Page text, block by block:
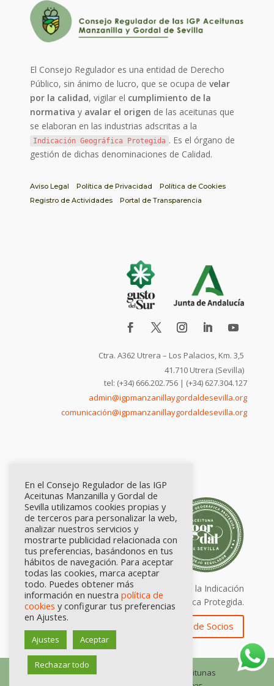
El Consejo Regulador es una entidad de Derecho
Público, sin ánimo de lucro, que se ocupa develar
por la calidad, vigilar el cumplimiento de la
normativa y avalar el origen de las aceitunas que
se elaboran en las industrias adscritas a la
Indicación Geográfica Protegida . Es el órgano de
gestión de dichas denominaciones de Calidad.
Aviso Legal Política de Privacidad
Política de Cookies
Registro de Actividades
Portal de Transparencia
Ctra. A362 Utrera – Los Palacios, Km. 3,5
41.710 Utrera (Sevilla)
tel: (+34) 666.202.756 | (+34) 627.304.127
admin@igpmanzanillaygordaldesevilla.org
comunicación@igpmanzanillaygordaldesevilla.org
Calidad certificada por Origen. Sellos de la Indicación
Geográfica Protegida.
Zona de Socios
© Consejo Regulador de las IGP Aceitunas
En el Consejo Regulador de las IGP
Aceitunas Manzanilla y Gordal de
Sevilla utilizamos cookies propias y
de terceros para personalizar la web,
analizar nuestros servicios y
mostrarte publicidad relacionada con
tus preferencias, basándonos en tus
hábitos de navegación. Para aceptar
todas las cookies, marca aceptar
todo. Puedes obtener más
información en nuestra política de
cookies y configurar tus preferencias
en Ajustes.
Ajustes Aceptar
Rechazar todo